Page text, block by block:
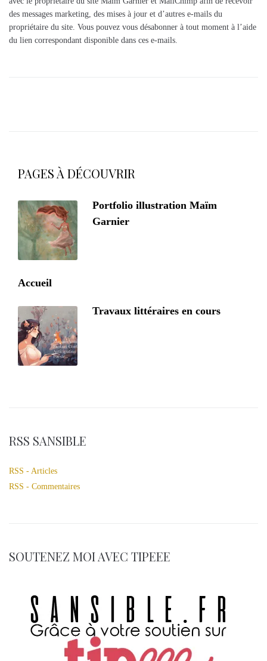
des messages marketing, des mises à jour et d’autres e-mails du
propriétaire du site. Vous pouvez vous désabonner à tout moment à l’aide
du lien correspondant disponible dans ces e-mails.
PAGES À DÉCOUVRIR
Portfolio illustration Maïm
Garnier
Accueil
Travaux littéraires en cours
RSS SANSIBLE
RSS - Articles
RSS - Commentaires
SOUTENEZ MOI AVEC TIPEEE